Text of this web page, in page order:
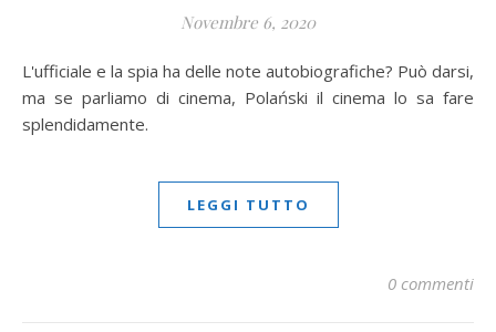
Novembre 6, 2020
L'ufficiale e la spia ha delle note autobiografiche? Può darsi,
ma se parliamo di cinema, Polański il cinema lo sa fare
splendidamente.
LEGGI TUTTO
0 commenti